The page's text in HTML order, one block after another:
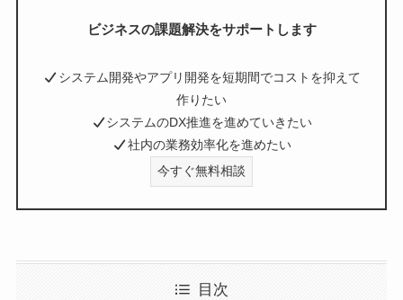
ビジネスの課題解決をサポートします
システム開発やアプリ開発を短期間でコストを抑えて
作りたい
システムのDX推進を進めていきたい
社内の業務効率化を進めたい
今すぐ無料相談
目次